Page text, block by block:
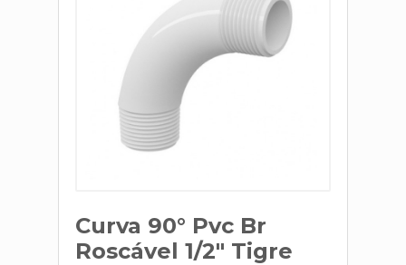
Curva 90° Pvc Br
Roscável 1/2" Tigre